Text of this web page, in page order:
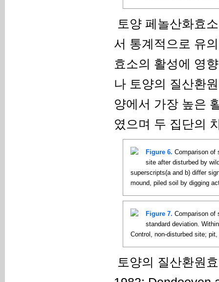
토양 페놀산화효
서 통계적으로 유
효소의 활성에 영
나 토양의 질산환
양에서 가장 높은
였으며 두 집단의
Figure 6. Comparison of
site after disturbed by
superscripts(a and b) differ
mound, piled soil by digging
Figure 7. Comparison of
standard deviation.
Control, non-disturbed site;
토양의 질산환원